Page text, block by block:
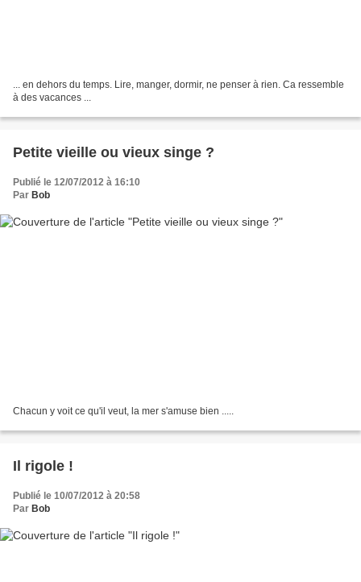
... en dehors du temps. Lire, manger, dormir, ne penser à rien. Ca ressemble
à des vacances ...
Petite vieille ou vieux singe ?
Publié le 12/07/2012 à 16:10
Par Bob
Chacun y voit ce qu'il veut, la mer s'amuse bien .....
Il rigole !
Publié le 10/07/2012 à 20:58
Par Bob